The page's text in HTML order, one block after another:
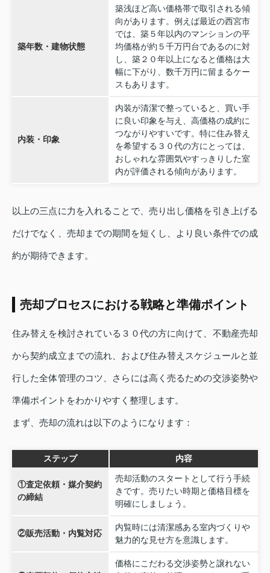
築年数・建物状態
築浅ほど高い価格帯で取引される傾
向があります。例えば最近の西宮市
では、築５年以内のマンションの平
均価格が約５千万円台であるのに対
し、築２０年以上になると価格は大
幅に下がり、数千万円に留まるケー
スもあります。
内装・印象
内装が清潔で整っていると、買い手
に良い印象を与え、高価格の成約に
つながりやすいです。特に住み替え
を希望する３０代の方にとっては、
おしゃれな雰囲気やすっきりした室
内が評価される傾向があります。
以上の三点に力を入れることで、売り出し価格を引き上げる
だけでなく、売却までの期間を短くし、より良い条件での成
約が期待できます。
売却プロセスにおける戦略と準備ポイント
住み替えを検討されている３０代の方に向けて、不動産売却
から契約成立までの流れ、および住み替えスケジュールと並
行した全体管理のコツ、さらには高く売るための交渉姿勢や
準備ポイントをわかりやすく整理します。
まず、売却の流れは以下のようになります：
ステップ 内容
①査定依頼・媒介契約
の締結
売却活動のスタートとして行う手続
きです。売りたい時期と価格目標を
明確にしましょう。
②販売活動・内覧対応
内覧時には清潔感ある室内づくりや
魅力的な見せ方を意識します。
価格にこだわる交渉姿勢と譲れない